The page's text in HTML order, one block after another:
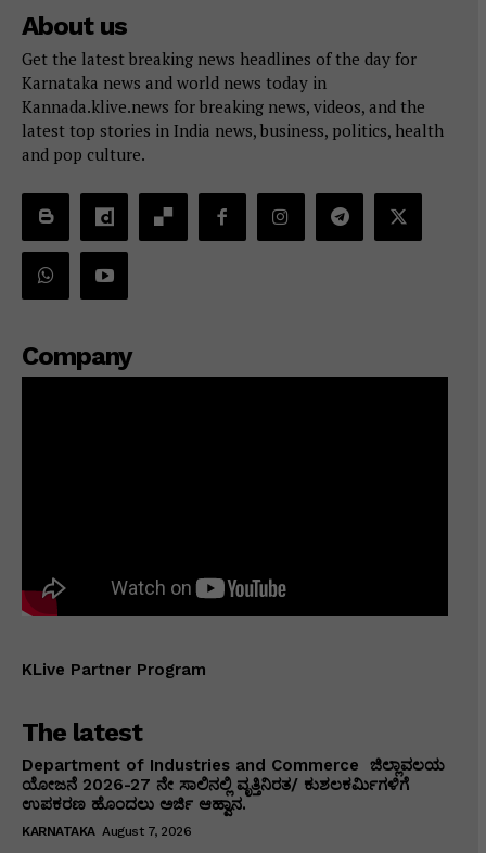
About us
Get the latest breaking news headlines of the day for
Karnataka news and world news today in
Kannada.klive.news for breaking news, videos, and the
latest top stories in India news, business, politics, health
and pop culture.
Company
KLive Partner Program
The latest
Department of Industries and Commerce ಜಿಲ್ಲಾವಲಯ
ಯೋಜನೆ 2026-27 ನೇ ಸಾಲಿನಲ್ಲಿ ವೃತ್ತಿನಿರತ/ ಕುಶಲಕರ್ಮಿಗಳಿಗೆ
ಉಪಕರಣ ಹೊಂದಲು ಅರ್ಜಿ ಆಹ್ವಾನ.
KARNATAKA August 7, 2026